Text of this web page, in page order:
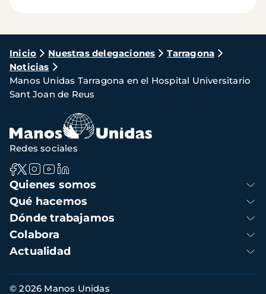
Ruta
de
navegación
Inicio Nuestras delegaciones
Tarragona
Noticias
Manos Unidas Tarragona en el Hospital Universitario
Sant Joan de Reus
Navegación
principal
Quienes somos
Qué hacemos
Dónde trabajamos
Colabora
Actualidad
Redes sociales
Información
© 2026 Manos Unidas